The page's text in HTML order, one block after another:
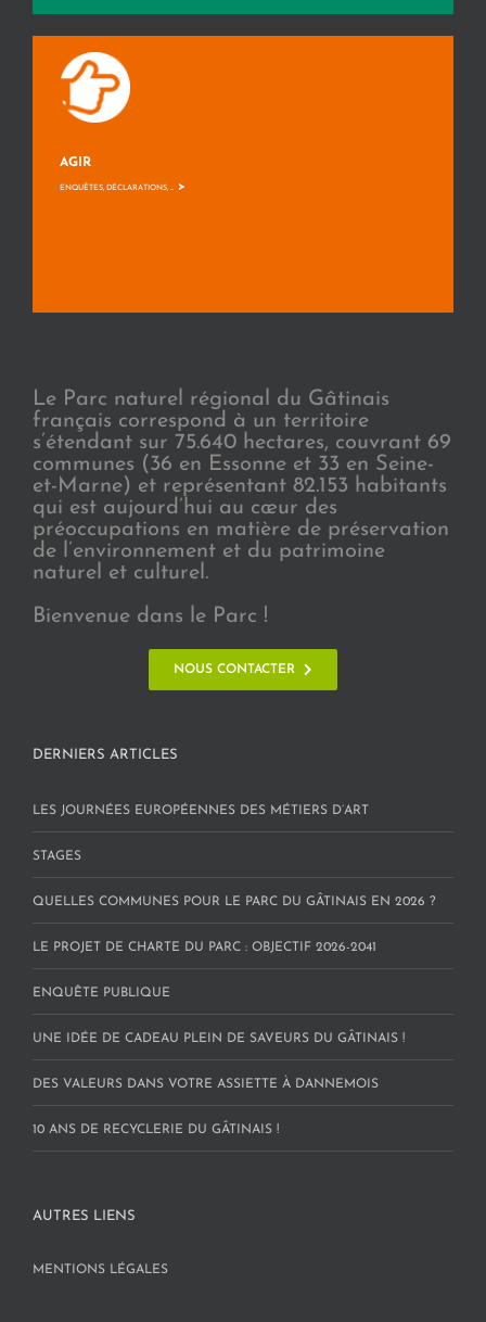
AGIR
ENQUÊTES, DÉCLARATIONS, ... >
Le Parc naturel régional du Gâtinais
français correspond à un territoire
s’étendant sur 75.640 hectares, couvrant 69
communes (36 en Essonne et 33 en Seine-
et-Marne) et représentant 82.153 habitants
qui est aujourd’hui au cœur des
préoccupations en matière de préservation
de l’environnement et du patrimoine
naturel et culturel.
Bienvenue dans le Parc !
NOUS CONTACTER
DERNIERS ARTICLES
LES JOURNÉES EUROPÉENNES DES MÉTIERS D’ART
STAGES
QUELLES COMMUNES POUR LE PARC DU GÂTINAIS EN 2026 ?
LE PROJET DE CHARTE DU PARC : OBJECTIF 2026-2041
ENQUÊTE PUBLIQUE
UNE IDÉE DE CADEAU PLEIN DE SAVEURS DU GÂTINAIS !
DES VALEURS DANS VOTRE ASSIETTE À DANNEMOIS
10 ANS DE RECYCLERIE DU GÂTINAIS !
AUTRES LIENS
MENTIONS LÉGALES